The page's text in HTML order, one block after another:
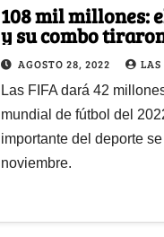
108 mil millones:
y su combo
clasificar a Catar
AGOSTO 28, 2022 LAS
Las FIFA dará 42
mundial de fútbol del
importante del deporte
noviembre.